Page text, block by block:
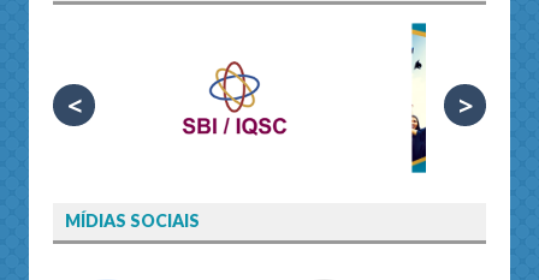
< >
MÍDIAS SOCIAIS